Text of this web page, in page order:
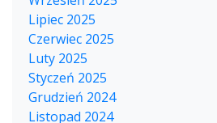
Lipiec 2025
Czerwiec 2025
Luty 2025
Styczeń 2025
Grudzień 2024
Listopad 2024